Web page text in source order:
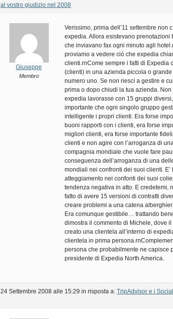
al vostro giudizio nel 2008
Giuseppe
Membro
Verissimo, prima dell’11 settembre non
expedia. Allora esistevano prenotazioni
che inviavano fax ogni minuto agli
proviamo a vedere ciò che expedia
clienti.rnCome sempre i fatti di Expedia
(clienti) in una azienda piccola o
numero uno. Se non riesci a gestire e
prima o dopo chiudi la tua azienda. Non
expedia lavorasse con 15 gruppi
importante che ogni singolo gruppo
intelligente i propri clienti. Era forse
buoni rapporti con i clienti, era forse
migliori clienti, era forse importante
clienti e non agire con l’arroganza di
compagnia mondiale che vuole fare
conseguenza dell’arroganza di una
mondiali nei confronti dei suoi clienti. E’
atteggiamento nei confonti dei suoi
tendenza negativa in atto. E credetemi,
fatto di avere 15 versioni di contratti
creare problemi a una catena
Era comunque gestibile… trattando
dimostra il commento di Michele, dove il
creato una clientela all’interno di
clientela in prima
persona che probabilmente ne capisce
presidente di Expedia North America.
24 Settembre 2008 alle 15:29 in risposta a: TripAdvisor e i